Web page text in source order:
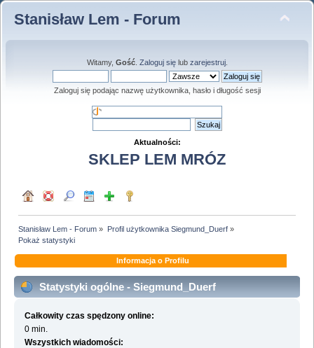
Stanisław Lem - Forum
Witamy, Gość. Zaloguj sięlub zarejestruj.
Zaloguj się podając nazwę użytkownika, hasło i długość sesji
Aktualności:
SKLEP LEM MRÓZ
Stanisław Lem - Forum » Profil użytkownika Siegmund_Duerf»
Pokaż statystyki
Informacja o Profilu
Statystyki ogólne - Siegmund_Duerf
Całkowity czas spędzony online:
0 min.
Wszystkich wiadomości: